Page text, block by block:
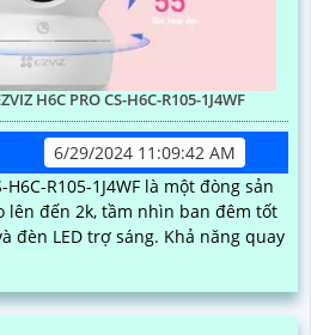
H6C PRO CS-H6C-R105-1J4WF
6/29/2024 11:09:42 AM
H6C-R105-1J4WF là một đòng sản
lên đến 2k, tầm nhìn ban đêm tốt
trợ sáng. Khả năng quay